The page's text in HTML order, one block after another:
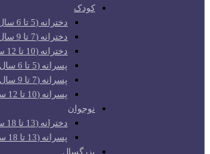
کودک
دخترانه (5 تا 6 سال)
دخترانه (7 تا 9 سال)
دخترانه (10 تا 12 سال)
پسرانه (5 تا 6 سال)
پسرانه (7 تا 9 سال)
پسرانه (10 تا 12 سال)
نوجوان
دخترانه (13 تا 18 سال)
پسرانه (13 تا 18 سال)
بزرگسال